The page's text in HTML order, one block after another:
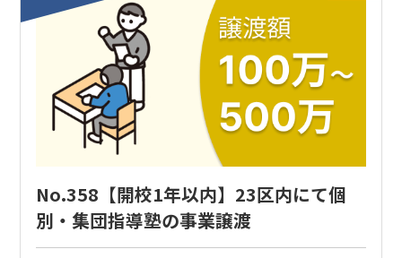
No.358【開校1年以内】23区内にて個
別・集団指導塾の事業譲渡